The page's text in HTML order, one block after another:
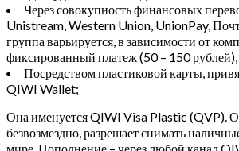
Через совокупность финансовых
Unistream, Western Union, UnionPay,
группа варьируется, в зависимости от
фиксированный платеж (50 – 150 рублей),
Посредством пластиковой карты,
QIWI Wallet;
Она именуется QIWI Visa Plastic (QVP).
безвозмездно, разрешает снимать